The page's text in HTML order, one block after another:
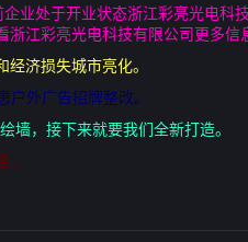
业处于开业状态浙江彩亮光电科
江彩亮光电科技有限公司更多信
济损失城市亮化。
外广告招牌整改。
墙，接下来就要我们全新打造。